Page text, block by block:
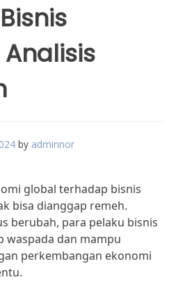
by adminnor
global terhadap bisnis
bisa dianggap remeh.
berubah, para pelaku bisnis
waspada dan mampu
perkembangan ekonomi